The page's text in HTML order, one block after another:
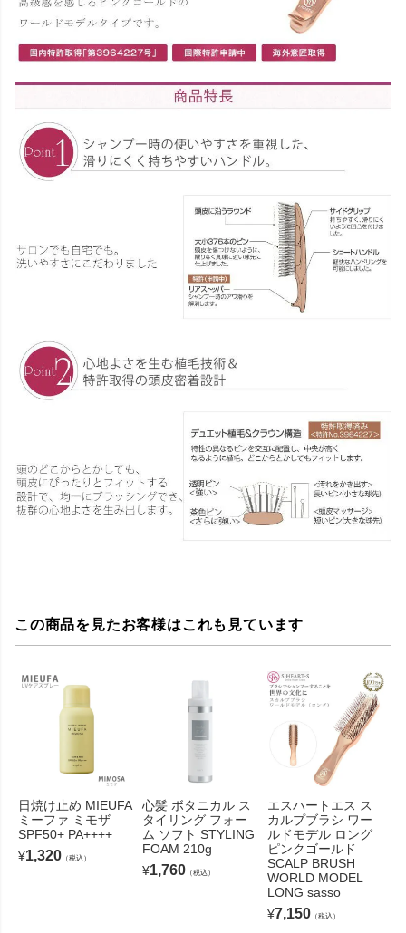
この商品を見たお客様はこれも見ています
日焼け止め MIEUFA
ミーファ ミモザ
SPF50+ PA++++
¥1,320 （税込）
心髪 ボタニカル ス
タイリング フォー
ム ソフト STYLING
FOAM 210g
¥1,760 （税込）
エスハートエス ス
カルプブラシ ワー
ルドモデル ロング
ピンクゴールド
SCALP BRUSH
WORLD MODEL
LONG sasso
¥7,150（税込）